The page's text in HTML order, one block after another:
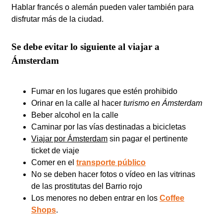
Hablar francés o alemán pueden valer también para
disfrutar más de la ciudad.
Se debe evitar lo siguiente al viajar a
Ámsterdam
Fumar en los lugares que estén prohibido
Orinar en la calle al hacer turismo en Ámsterdam
Beber alcohol en la calle
Caminar por las vías destinadas a bicicletas
Viajar por Ámsterdam sin pagar el pertinente
ticket de viaje
Comer en el transporte público
No se deben hacer fotos o vídeo en las vitrinas
de las prostitutas del Barrio rojo
Los menores no deben entrar en los Coffee
Shops.